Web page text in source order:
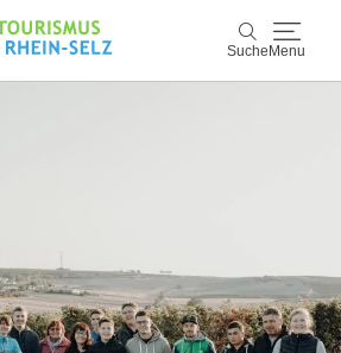
Suche Menu
Kultur & Events